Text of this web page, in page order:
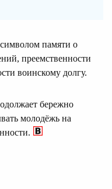
символом памяти о
преемственности
воинскому долгу.
бережно
молодёжь на